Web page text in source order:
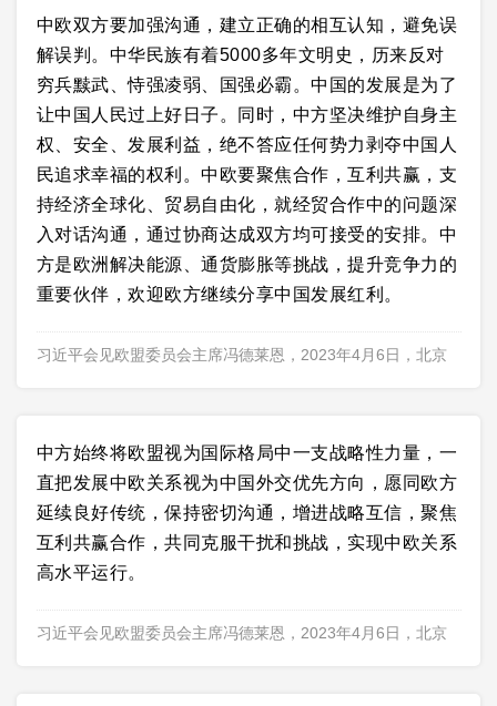
中欧双方要加强沟通，建立正确的相互认知，避免误
解误判。中华民族有着5000多年文明史，历来反对
穷兵黩武、恃强凌弱、国强必霸。中国的发展是为了
让中国人民过上好日子。同时，中方坚决维护自身主
权、安全、发展利益，绝不答应任何势力剥夺中国人
民追求幸福的权利。中欧要聚焦合作，互利共赢，支
持经济全球化、贸易自由化，就经贸合作中的问题深
入对话沟通，通过协商达成双方均可接受的安排。中
方是欧洲解决能源、通货膨胀等挑战，提升竞争力的
重要伙伴，欢迎欧方继续分享中国发展红利。
习近平会见欧盟委员会主席冯德莱恩，2023年4月6日，北京
中方始终将欧盟视为国际格局中一支战略性力量，一
直把发展中欧关系视为中国外交优先方向，愿同欧方
延续良好传统，保持密切沟通，增进战略互信，聚焦
互利共赢合作，共同克服干扰和挑战，实现中欧关系
高水平运行。
习近平会见欧盟委员会主席冯德莱恩，2023年4月6日，北京